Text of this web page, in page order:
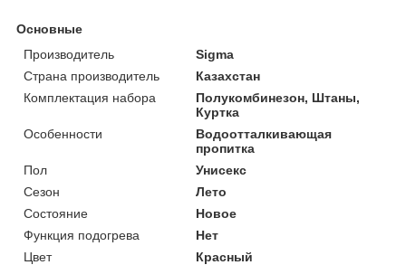
Основные
Производитель
Sigma
Страна производитель
Казахстан
Комплектация набора
Полукомбинезон, Штаны,
Куртка
Особенности
Водоотталкивающая
пропитка
Пол
Унисекс
Сезон
Лето
Состояние
Новое
Функция подогрева
Нет
Цвет
Красный